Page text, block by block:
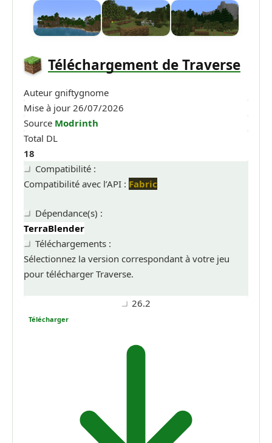
Téléchargement de Traverse
Auteur gniftygnome
Mise à jour 26/07/2026
Source Modrinth
Total DL
18
Compatibilité :
Compatibilité avec l’API : Fabric
Dépendance(s) :
TerraBlender
Téléchargements :
Sélectionnez la version correspondant à votre jeu
pour télécharger Traverse.
26.2
Télécharger